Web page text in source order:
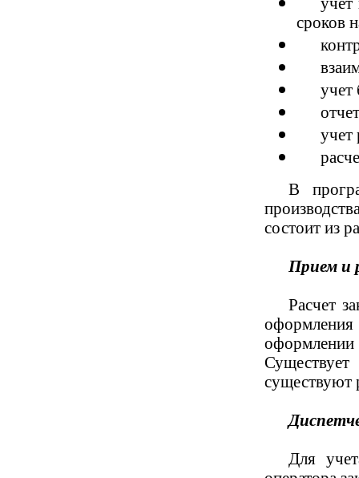
сроков
учет
учет
В
состоит из
Прием и
Расчет
оформлении
существуют
Для